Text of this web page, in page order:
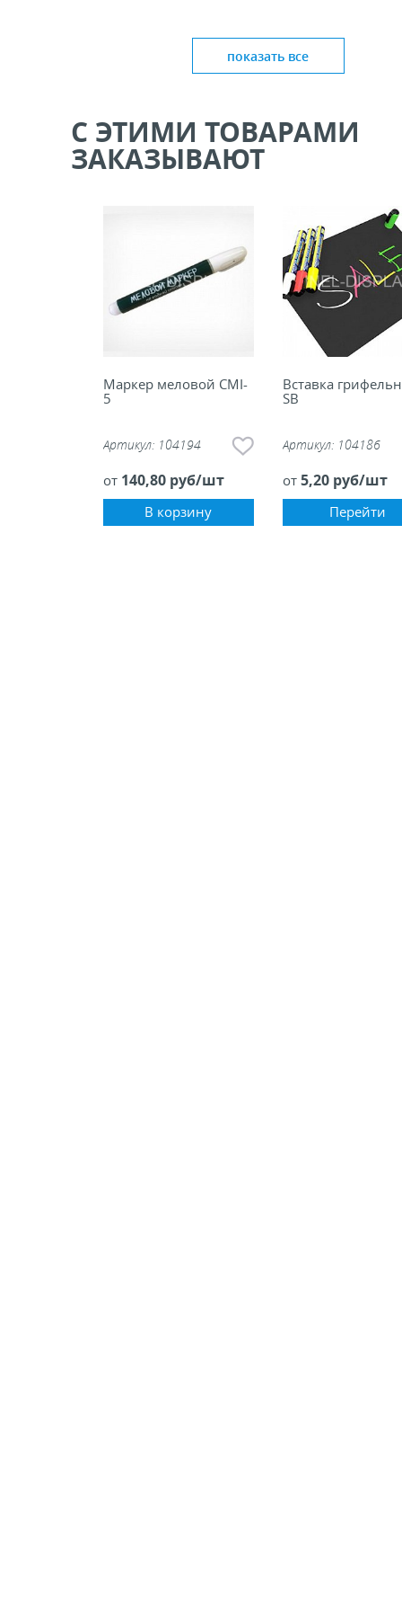
под бумажный ценник или грифельную
показать все
С ЭТИМИ ТОВАРАМИ
ЗАКАЗЫВАЮТ
Маркер меловой СMI-
5
Артикул: 104194
от 140,80 руб/шт
В корзину
Вставка
SB
Артикул: 104186
от 5,20 руб/шт
Перейти